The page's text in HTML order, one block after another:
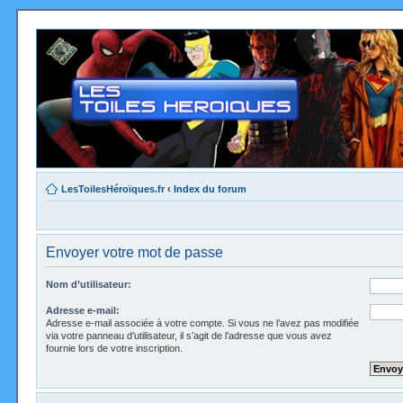
LesToilesHéroïques.fr ‹ Index du forum
Envoyer votre mot de passe
Nom d’utilisateur:
Adresse e-mail:
Adresse e-mail associée à votre compte. Si vous ne l’avez pas modifiée
via votre panneau d’utilisateur, il s’agit de l’adresse que vous avez
fournie lors de votre inscription.